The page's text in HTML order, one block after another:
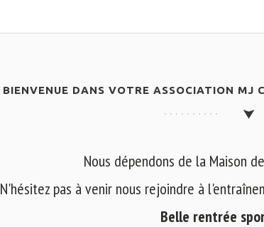
BIENVENUE DANS VOTRE ASSOCIATION MJ
Nous dépendons de la Maison
N'hésitez pas à venir nous rejoindre à
Belle rentrée